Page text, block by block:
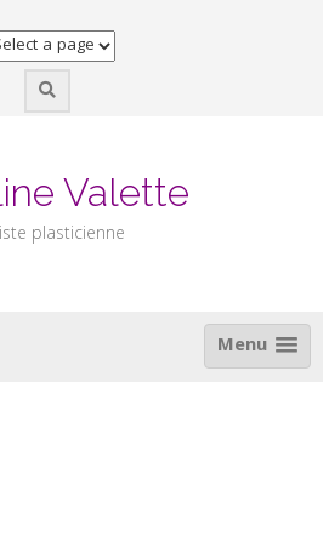
Valette
plasticienne
Menu